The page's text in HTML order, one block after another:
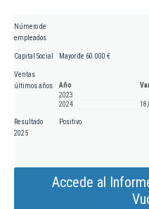
Número de
empleados
Capital Social Mayor de 60.000 €
Ventas
últimos años
Año
2023
2024
Resultado
2025
Positivo
Accede al